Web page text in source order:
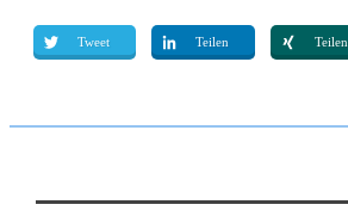
Tweet Teilen Teilen